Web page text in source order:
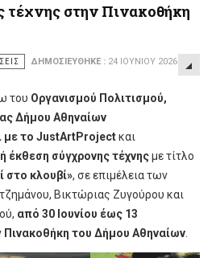
τέχνης στην Πινακοθήκη
ΔΗΜΟΣΙΕΎΘΗΚΕ : 24 ΙΟΥΝΊΟΥ 2026
του Οργανισμού Πολιτισμού,
Δήμου Αθηναίων
με το JustArtProjectκαι
έκθεση σύγχρονης τέχνηςμε τίτλο
στο κλουβί», σε επιμέλεια των
Βικτώριας Ζυγούρου και
από 30 Ιουνίου έως 13
Πινακοθήκη του Δήμου Αθηναίων